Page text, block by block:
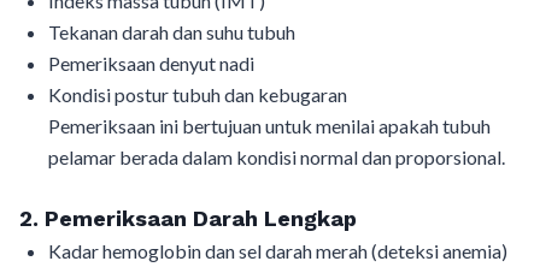
Tekanan darah dan suhu tubuh
Pemeriksaan denyut nadi
Kondisi postur tubuh dan kebugaran
Pemeriksaan ini bertujuan untuk menilai apakah tubuh
pelamar berada dalam kondisi normal dan proporsional.
2. Pemeriksaan Darah Lengkap
Kadar hemoglobin dan sel darah merah (deteksi anemia)